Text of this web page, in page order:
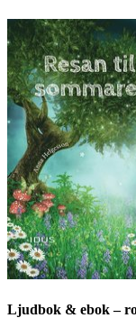
Ljudbok & ebok –